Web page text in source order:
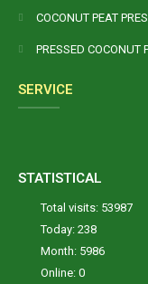
COCONUT PEAT
PRESSED COCONUT
SERVICE
STATISTICAL
Total visits: 53987
Today: 238
Month: 5986
Online: 0